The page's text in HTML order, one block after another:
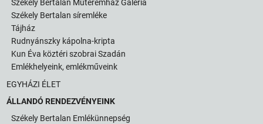
Székely Bertalan Műteremház Galéria
Székely Bertalan síremléke
Tájház
Rudnyánszky kápolna-kripta
Kun Éva köztéri szobrai Szadán
Emlékhelyeink, emlékműveink
EGYHÁZI ÉLET
ÁLLANDÓ RENDEZVÉNYEINK
Székely Bertalan Emlékünnepség